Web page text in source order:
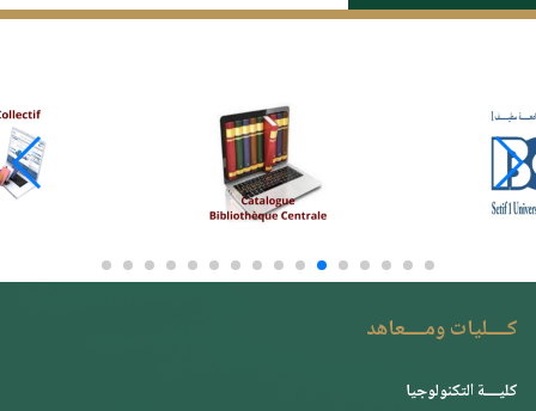
كــــليات ومــــعاهد
كليــــة التكنولوجيا